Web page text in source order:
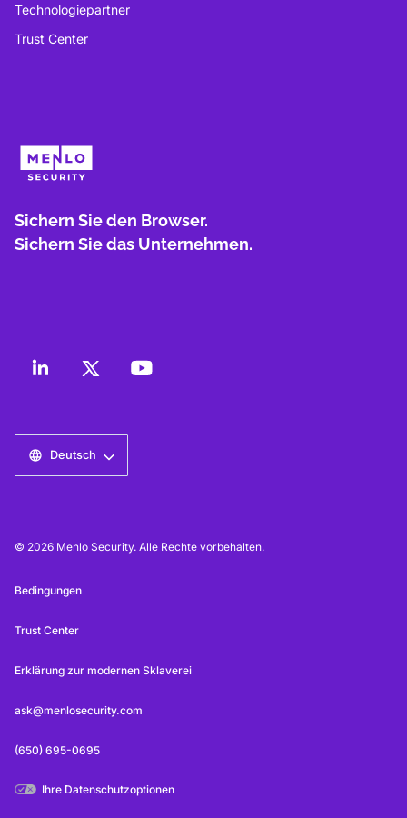
Technologiepartner
Trust Center
Sichern Sie den Browser.
Sichern Sie das Unternehmen.
Deutsch
© 2026 Menlo Security. Alle Rechte vorbehalten.
Bedingungen
Trust Center
Erklärung zur modernen Sklaverei
ask@menlosecurity.com
(650) 695-0695
Ihre Datenschutzoptionen